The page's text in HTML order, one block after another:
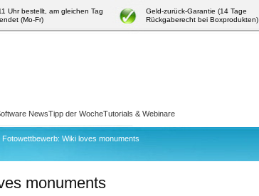
Uhr bestellt, am gleichen Tag
(Mo-Fr)
Geld-zurück-Garantie (14 Tage
Rückgaberecht bei Boxprodukten)
NewsTipp der WocheTutorials & Webinare
Fotowettbewerb: Wiki loves monuments
monuments